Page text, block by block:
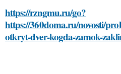
https://rzngmu.ru/go?
https://360doma.ru/novosti/
otkryt-dver-kogda-zamok-